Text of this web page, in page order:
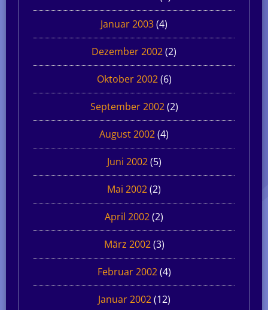
Januar 2003(4)
Dezember 2002(2)
Oktober 2002(6)
September 2002(2)
August 2002(4)
Juni 2002(5)
Mai 2002(2)
April 2002(2)
März 2002(3)
Februar 2002(4)
Januar 2002(12)